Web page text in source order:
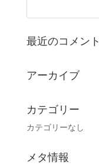
最近のコメント
アーカイブ
カテゴリー
カテゴリーなし
メタ情報